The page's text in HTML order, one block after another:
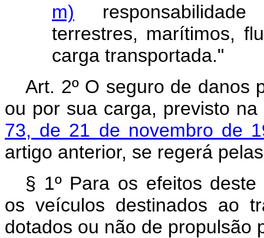
m)
terrestres, marítimos,
carga transportada."
Art. 2º O seguro de danos
ou por sua carga, previsto na
73, de 21 de novembro de
artigo anterior, se regerá
§ 1º Para os efeitos
os veículos destinados ao
dotados ou não de propulsão